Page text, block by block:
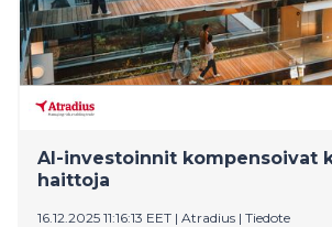
AI-investoinnit kompensoivat
haittoja
16.12.2025 11:16:13 EET | Atradius | Tiedote